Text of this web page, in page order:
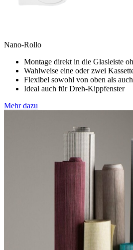
Nano-Rollo
Montage direkt in die Glasleiste
Wahlweise eine oder zwei
Flexibel sowohl von oben als
Ideal auch für Dreh-Kippfenster
Mehr dazu